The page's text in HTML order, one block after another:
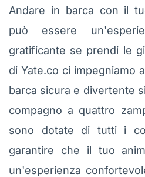
Andare in barca con il
può essere
gratificante se prendi le
di Yate.co ci impegniamo
barca sicura e divertente
compagno a quattro
sono dotate di tutti i
garantire che il tuo
un'esperienza